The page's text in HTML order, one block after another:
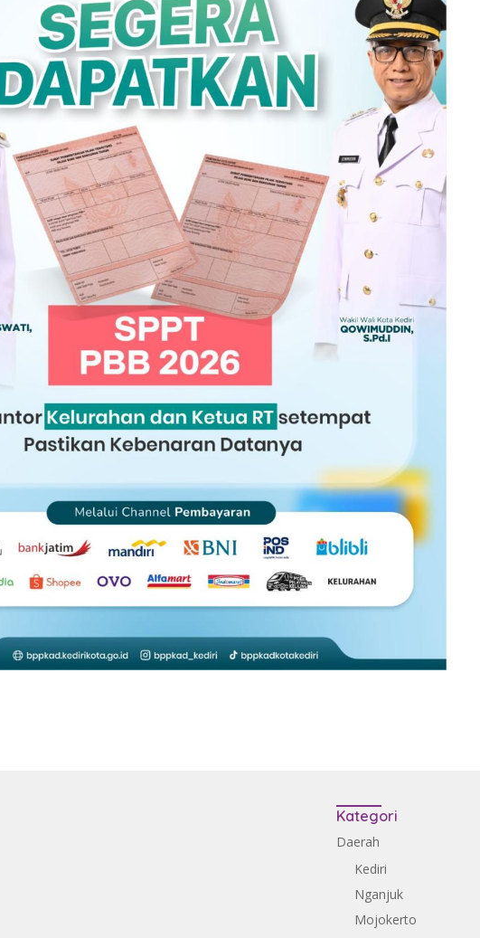
Kategori
Daerah
Kediri
Nganjuk
Mojokerto